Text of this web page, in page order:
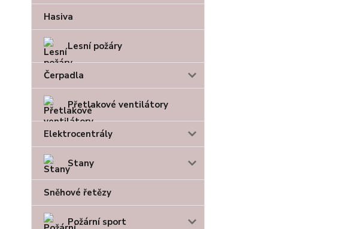
Hasiva
Lesní požáry
Čerpadla
Přetlakové ventilátory
Elektrocentrály
Stany
Sněhové řetězy
Požární sport